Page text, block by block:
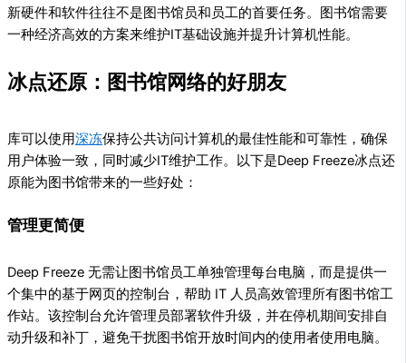
新硬件和软件往往不是图书馆员和员工的首要任务。图书馆需要
一种经济高效的方案来维护IT基础设施并提升计算机性能。
冰点还原：图书馆网络的好朋友
库可以使用深冻保持公共访问计算机的最佳性能和可靠性，确保
用户体验一致，同时减少IT维护工作。以下是Deep Freeze冰点还
原能为图书馆带来的一些好处：
管理更简便
Deep Freeze 无需让图书馆员工单独管理每台电脑，而是提供一
个集中的基于网页的控制台，帮助 IT 人员高效管理所有图书馆工
作站。该控制台允许管理员部署软件升级，并在停机期间安排自
动升级和补丁，避免干扰图书馆开放时间内的使用者使用电脑。